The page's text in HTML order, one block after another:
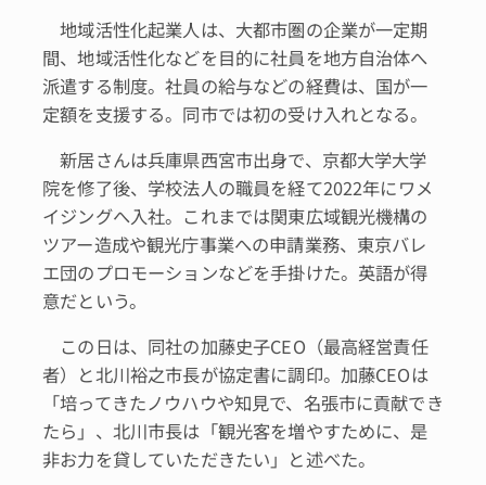
地域活性化起業人は、大都市圏の企業が一定期
間、地域活性化などを目的に社員を地方自治体へ
派遣する制度。社員の給与などの経費は、国が一
定額を支援する。同市では初の受け入れとなる。
新居さんは兵庫県西宮市出身で、京都大学大学
院を修了後、学校法人の職員を経て2022年にワメ
イジングへ入社。これまでは関東広域観光機構の
ツアー造成や観光庁事業への申請業務、東京バレ
エ団のプロモーションなどを手掛けた。英語が得
意だという。
この日は、同社の加藤史子CEO（最高経営責任
者）と北川裕之市長が協定書に調印。加藤CEOは
「培ってきたノウハウや知見で、名張市に貢献でき
たら」、北川市長は「観光客を増やすために、是
非お力を貸していただきたい」と述べた。